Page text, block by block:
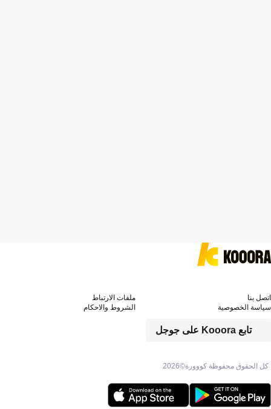
كل الحقوق محفوظة كووورة©2026
تابع Kooora على جوجل
اتصل بنا
ملفات الارتباط
سياسة الخصوصية
الشروط والاحكام